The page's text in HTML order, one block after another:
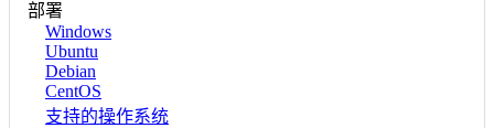
部署
Windows
Ubuntu
Debian
CentOS
支持的操作系统